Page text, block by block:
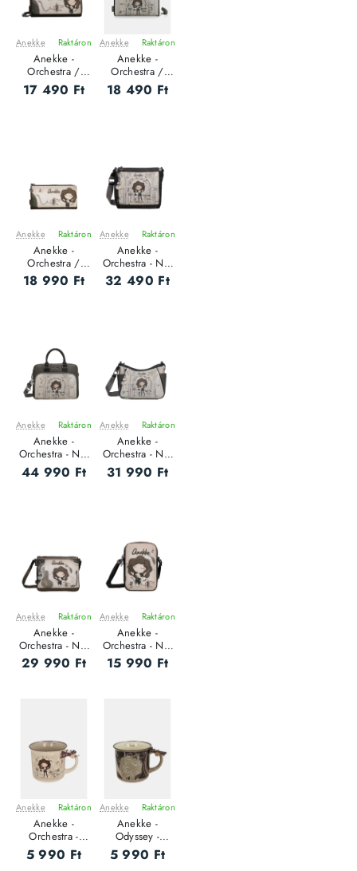
ÚJ
Anekke Raktáron
Anekke -
Orchestra /
RFID - Női
pénztárca
17 490 Ft
ÚJ
Anekke Raktáron
Anekke -
Orchestra /
RFID - Női
pénztárca
18 490 Ft
ÚJ
Anekke Raktáron
Anekke -
Orchestra /
Large RFID -
Női pénztárca -
18 990 Ft
ÚJ
Anekke Raktáron
Anekke -
Orchestra - Női
oldaltáska - M
32 490 Ft
ÚJ
Anekke Raktáron
Anekke -
Orchestra - Női
oldaltáska -
Laptoptáska
44 990 Ft
ÚJ
Anekke Raktáron
Anekke -
Orchestra - Női
oldaltáska - L
31 990 Ft
ÚJ
Anekke Raktáron
Anekke -
Orchestra - Női
oldaltáska
29 990 Ft
ÚJ
Anekke Raktáron
Anekke -
Orchestra - Női
oldaltáska
15 990 Ft
ÚJ
Anekke Raktáron
Anekke -
Orchestra -
Kerámia Női
bögre
5 990 Ft
ÚJ
Anekke Raktáron
Anekke -
Odyssey -
Kerámia Női
bögre
5 990 Ft